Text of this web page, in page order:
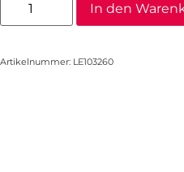
In den
Artikelnummer: LE103260